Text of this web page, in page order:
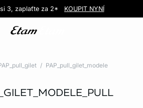
do obchodu zdarma!
si 3, zaplaťte za 2* KOUPIT NYNÍ
+ kalhotky za 999 KčKOUPIT NYNÍ
PAP_pull_gilet_modele